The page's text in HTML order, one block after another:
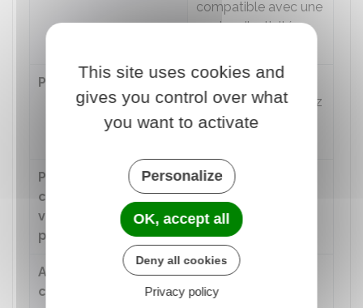
compatible avec une
reprise d'activité
Pension de vieillesse
Oui, si vous êtes
retraité et poursuivez
par ailleurs une
Part
complémentaire de
votre salaire payé
par votre employeur
Oui
Allocations
chômage
Non
This site uses cookies and
gives you control over what
you want to activate
Personalize
OK, accept all
Deny all cookies
Privacy policy